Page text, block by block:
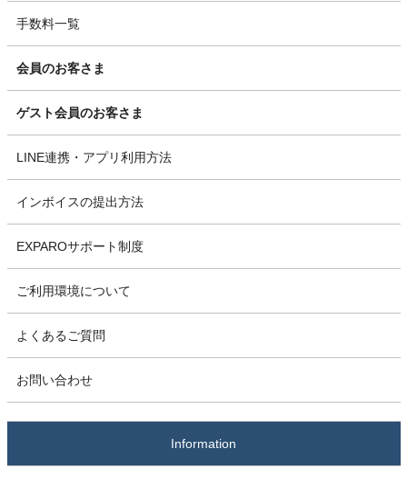
手数料一覧
会員のお客さま
ゲスト会員のお客さま
LINE連携・アプリ利用方法
インボイスの提出方法
EXPAROサポート制度
ご利用環境について
よくあるご質問
お問い合わせ
Information